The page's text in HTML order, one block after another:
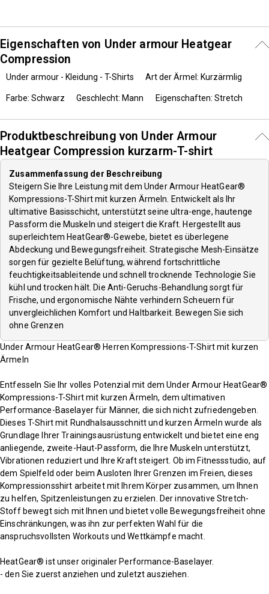
Eigenschaften von Under armour Heatgear
Compression
Under armour - Kleidung - T-Shirts Art der Ärmel: Kurzärmlig
Farbe: Schwarz Geschlecht: Mann Eigenschaften: Stretch
Produktbeschreibung von Under Armour
Heatgear Compression kurzarm-T-shirt
Zusammenfassung der Beschreibung
Steigern Sie Ihre Leistung mit dem Under Armour HeatGear®
Kompressions-T-Shirt mit kurzen Ärmeln. Entwickelt als Ihr
ultimative Basisschicht, unterstützt seine ultra-enge, hautenge
Passform die Muskeln und steigert die Kraft. Hergestellt aus
superleichtem HeatGear®-Gewebe, bietet es überlegene
Abdeckung und Bewegungsfreiheit. Strategische Mesh-Einsätze
sorgen für gezielte Belüftung, während fortschrittliche
feuchtigkeitsableitende und schnell trocknende Technologie Sie
kühl und trocken hält. Die Anti-Geruchs-Behandlung sorgt für
Frische, und ergonomische Nähte verhindern Scheuern für
unvergleichlichen Komfort und Haltbarkeit. Bewegen Sie sich
ohne Grenzen
Under Armour HeatGear® Herren Kompressions-T-Shirt mit kurzen
Ärmeln
Entfesseln Sie Ihr volles Potenzial mit dem Under Armour HeatGear®
Kompressions-T-Shirt mit kurzen Ärmeln, dem ultimativen
Performance-Baselayer für Männer, die sich nicht zufriedengeben.
Dieses T-Shirt mit Rundhalsausschnitt und kurzen Ärmeln wurde als
Grundlage Ihrer Trainingsausrüstung entwickelt und bietet eine eng
anliegende, zweite-Haut-Passform, die Ihre Muskeln unterstützt,
Vibrationen reduziert und Ihre Kraft steigert. Ob im Fitnessstudio, auf
dem Spielfeld oder beim Ausloten Ihrer Grenzen im Freien, dieses
Kompressionsshirt arbeitet mit Ihrem Körper zusammen, um Ihnen
zu helfen, Spitzenleistungen zu erzielen. Der innovative Stretch-
Stoff bewegt sich mit Ihnen und bietet volle Bewegungsfreiheit ohne
Einschränkungen, was ihn zur perfekten Wahl für die
anspruchsvollsten Workouts und Wettkämpfe macht.
HeatGear® ist unser originaler Performance-Baselayer.
- den Sie zuerst anziehen und zuletzt ausziehen.